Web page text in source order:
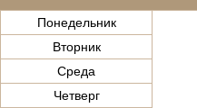
Понедельник
Вторник
Среда
Четверг